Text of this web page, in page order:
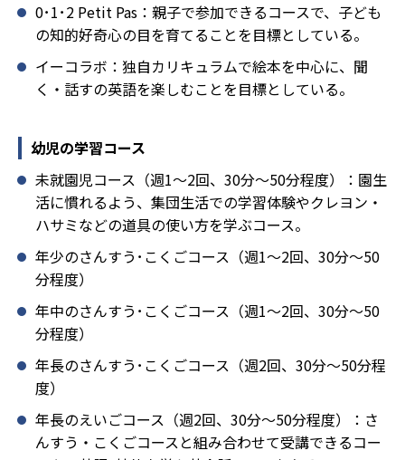
0･1･2 Petit Pas：親子で参加できるコースで、子ども
の知的好奇心の目を育てることを目標としている。
イーコラボ：独自カリキュラムで絵本を中心に、聞
く・話すの英語を楽しむことを目標としている。
幼児の学習コース
未就園児コース（週1～2回、30分～50分程度）：園生
活に慣れるよう、集団生活での学習体験やクレヨン・
ハサミなどの道具の使い方を学ぶコース。
年少のさんすう･こくごコース（週1～2回、30分～50
分程度）
年中のさんすう･こくごコース（週1～2回、30分～50
分程度）
年長のさんすう･こくごコース（週2回、30分～50分程
度）
年長のえいごコース（週2回、30分～50分程度）：さ
んすう・こくごコースと組み合わせて受講できるコー